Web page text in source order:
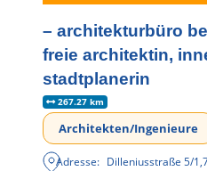
– architekturbüro
freie architektin,
stadtplanerin
267.27 km
Architekten/Ingenieure
Adresse: Dilleniusstraße 5/1,